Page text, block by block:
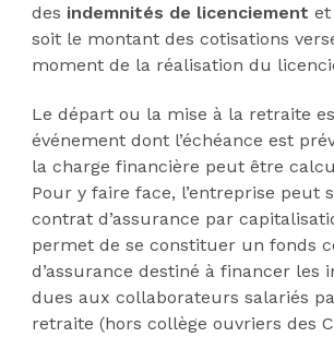
des indemnités de licenciement et
soit le montant des cotisations
moment de la réalisation du
Le départ ou la mise à la retraite
événement dont l’échéance est
la charge financière peut être
Pour y faire face, l’entreprise peut
contrat d’assurance par
permet de se constituer un fonds
d’assurance destiné à financer les
dues aux collaborateurs salariés
retraite (hors collège ouvriers des